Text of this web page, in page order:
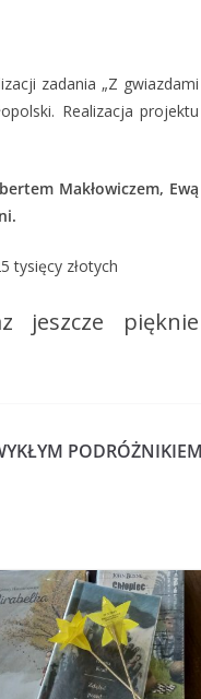
zadania „Z gwiazdami
Realizacja projektu
Makłowiczem, Ewą
tysięcy złotych
jeszcze pięknie
PODRÓŻNIKIEM